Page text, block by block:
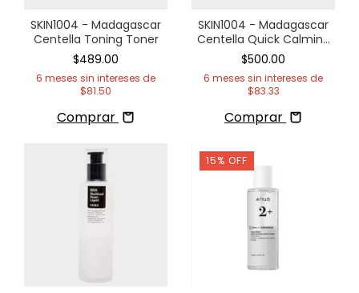
SKIN1004 - Madagascar
Centella Toning Toner
$489.00
6 meses sin intereses de
$81.50
Comprar
SKIN1004 - Madagascar
Centella Quick Calming
Pad
$500.00
6 meses sin intereses de
$83.33
Comprar
15% OFF